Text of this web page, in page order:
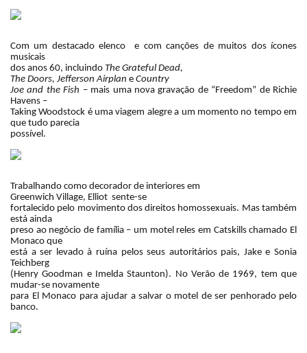
Com um destacado elenco e com canções de muitos dos ícones
musicais
dos anos 60, incluindo The Grateful Dead,
The Doors, Jefferson Airplan e Country
Joe and the Fish – mais uma nova gravação de “Freedom” de Richie
Havens –
Taking Woodstock é uma viagem alegre a um momento no tempo em
que tudo parecia
possível.
Trabalhando como decorador de interiores em
Greenwich Village, Elliot sente-se
fortalecido pelo movimento dos direitos homossexuais. Mas também
está ainda
preso ao negócio de família – um motel reles em Catskills chamado El
Monaco que
está a ser levado à ruína pelos seus autoritários pais, Jake e Sonia
Teichberg
(Henry Goodman e Imelda Staunton). No Verão de 1969, tem que
mudar-se novamente
para El Monaco para ajudar a salvar o motel de ser penhorado pelo
banco.